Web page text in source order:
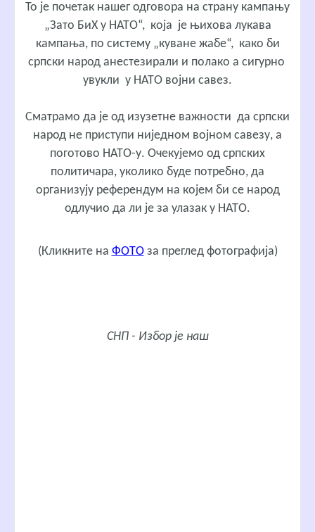
То је почетак нашег одговора на страну кампању
„Зато БиХ у НАТО“, која је њихова лукава
кампања, по систему „куване жабе“, како би
српски народ анестезирали и полако а сигурно
увукли у НАТО војни савез.
Сматрамо да је од изузетне важности да српски
народ не приступи ниједном војном савезу, а
поготово НАТО-у. Очекујемо од српских
политичара, уколико буде потребно, да
организују референдум на којем би се народ
одлучио да ли је за улазак у НАТО.
(Кликните на ФОТОза преглед фотографија)
СНП - Избор је наш